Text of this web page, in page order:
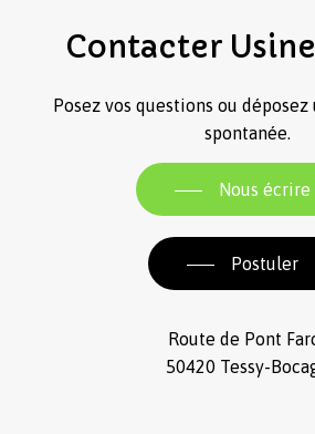
Contacter Usine
Posez vos questions ou
spontanée.
Nous écrire
Postuler
Route de Pont
50420 Tessy-